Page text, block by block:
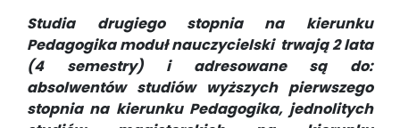
Studia drugiego stopnia na kierunku
Pedagogika moduł nauczycielski trwają 2 lata
(4 semestry) i adresowane są do:
absolwentów studiów wyższych pierwszego
stopnia na kierunku Pedagogika, jednolitych